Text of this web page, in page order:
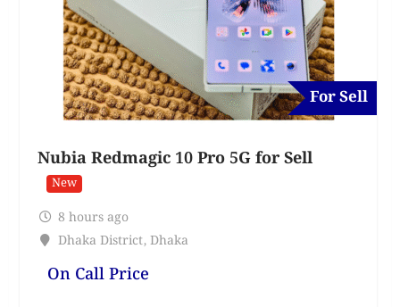
For Sell
Nubia Redmagic 10 Pro 5G for Sell
New
8 hours ago
Dhaka District, Dhaka
On Call Price